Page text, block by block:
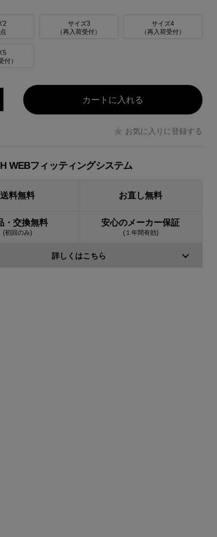
2
サイズ3
（再入荷受付）
サイズ4
（再入荷受付）
5
付）
お気に入りに登録する
カートに入れる
WEBフィッティングシステム
送料無料 お直し無料
・交換無料
(初回のみ)
安心のメーカー保証
(１年間有効)
詳しくはこちら